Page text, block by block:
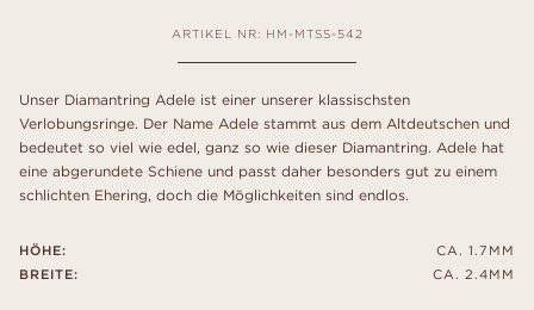
ARTIKEL NR: HM-MTSS-542
Unser Diamantring Adele ist einer unserer klassischsten
Verlobungsringe. Der Name Adele stammt aus dem Altdeutschen und
bedeutet so viel wie edel, ganz so wie dieser Diamantring. Adele hat
eine abgerundete Schiene und passt daher besonders gut zu einem
schlichten Ehering, doch die Möglichkeiten sind endlos.
HÖHE:
BREITE:
CA. 1.7MM
CA. 2.4MM